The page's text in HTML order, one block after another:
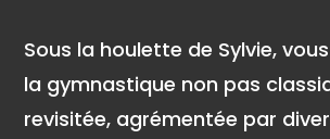
Sous la houlette de Sylvie,
la gymnastique non pas
revisitée, agrémentée par